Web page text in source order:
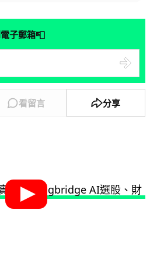
子郵箱📮
看留言 分享